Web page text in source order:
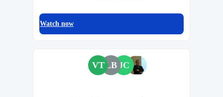
Watch now
VT LB JC